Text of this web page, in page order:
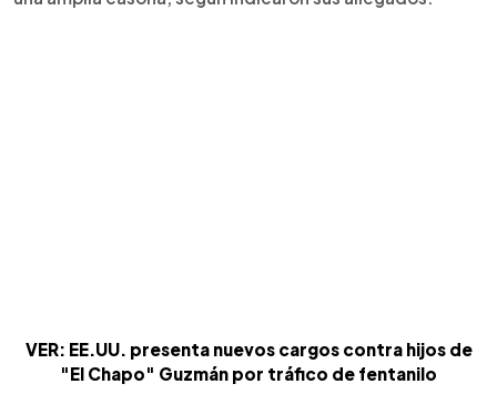
VER: EE.UU. presenta nuevos cargos contra hijos de
"El Chapo" Guzmán por tráfico de fentanilo